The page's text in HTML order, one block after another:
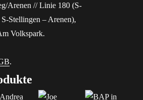
Arenen // Linie 180 (S-
Stellingen – Arenen),
Volkspark.
.